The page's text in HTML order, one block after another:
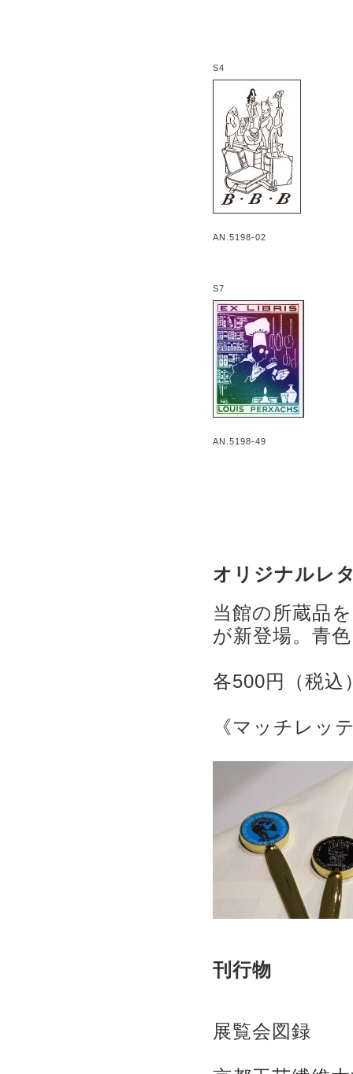
S4
AN.5198-02
S7
AN.5198-49
オリジナルレ
当館の所蔵品
が新登場。青
各500円（税込
《マッチレッ
刊行物
展覧会図録